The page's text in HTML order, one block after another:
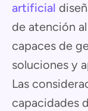
artificial
de atención
capaces de
soluciones y
Las
capacidades